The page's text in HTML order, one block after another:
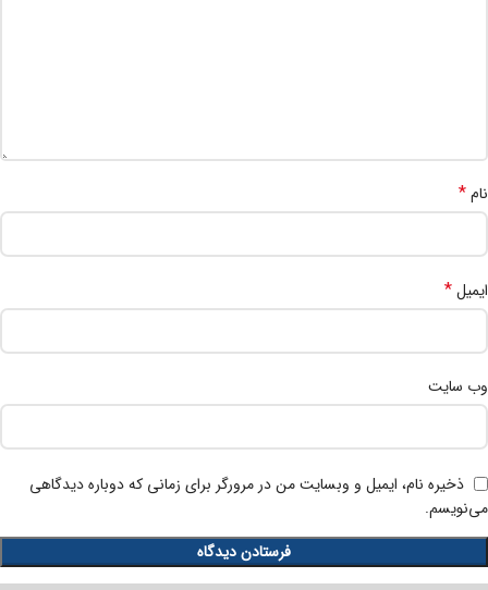
نام*
ایمیل*
وب‌ سایت
ذخیره نام، ایمیل و وبسایت من در مرورگر برای زمانی که دوباره دیدگاهی
می‌نویسم.